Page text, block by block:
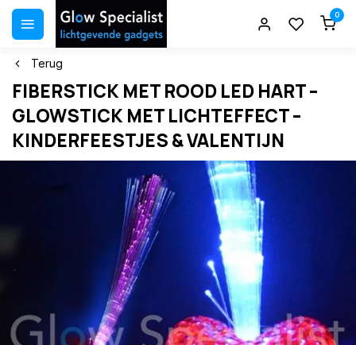
0
Terug
FIBERSTICK MET ROOD LED HART –
GLOWSTICK MET LICHTEFFECT –
KINDERFEESTJES & VALENTIJN